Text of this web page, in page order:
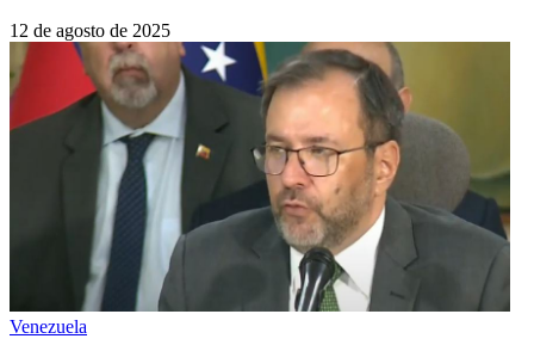
12 de agosto de 2025
Venezuela